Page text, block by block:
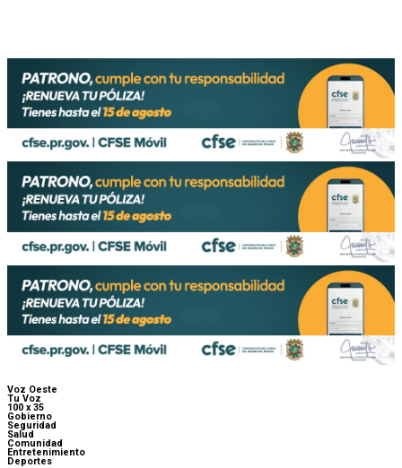
Voz Oeste
Tu Voz
100 x 35
Gobierno
Seguridad
Salud
Comunidad
Entretenimiento
Deportes